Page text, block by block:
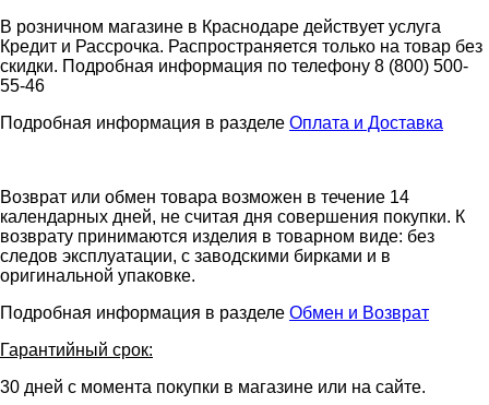
В розничном магазине в Краснодаре действует услуга
Кредит и Рассрочка. Распространяется только на товар без
скидки. Подробная информация по телефону 8 (800) 500-
55-46
Подробная информация в разделе Оплата и Доставка
Возврат или обмен товара возможен в течение 14
календарных дней, не считая дня совершения покупки. К
возврату принимаются изделия в товарном виде: без
следов эксплуатации, с заводскими бирками и в
оригинальной упаковке.
Подробная информация в разделе Обмен и Возврат
Гарантийный срок:
30 дней с момента покупки в магазине или на сайте.